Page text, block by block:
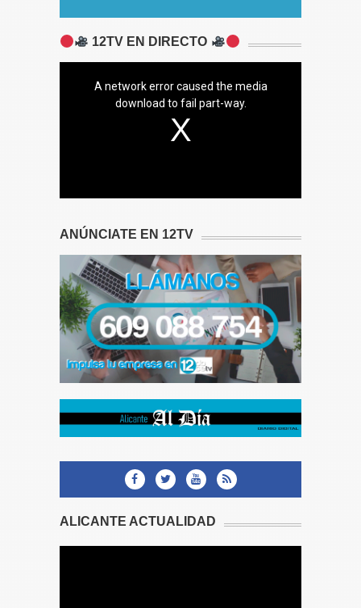
12TV EN DIRECTO
A network error caused the media
download to fail part-way.
ANÚNCIATE EN 12TV
ALICANTE ACTUALIDAD